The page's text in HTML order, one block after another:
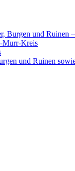
Burgen und Ruinen
Murr-Kreis
und Ruinen